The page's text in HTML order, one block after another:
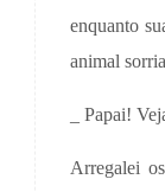
enquanto
animal
_ Papai!
Arregalei